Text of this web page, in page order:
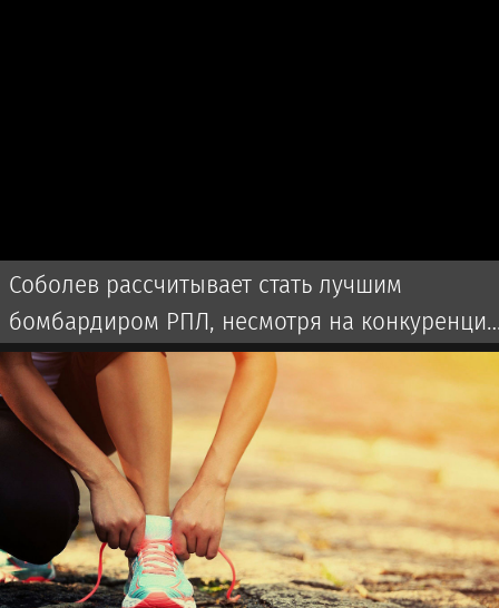
Соболев рассчитывает стать лучшим
бомбардиром РПЛ, несмотря на
с бразильцем Аугусто